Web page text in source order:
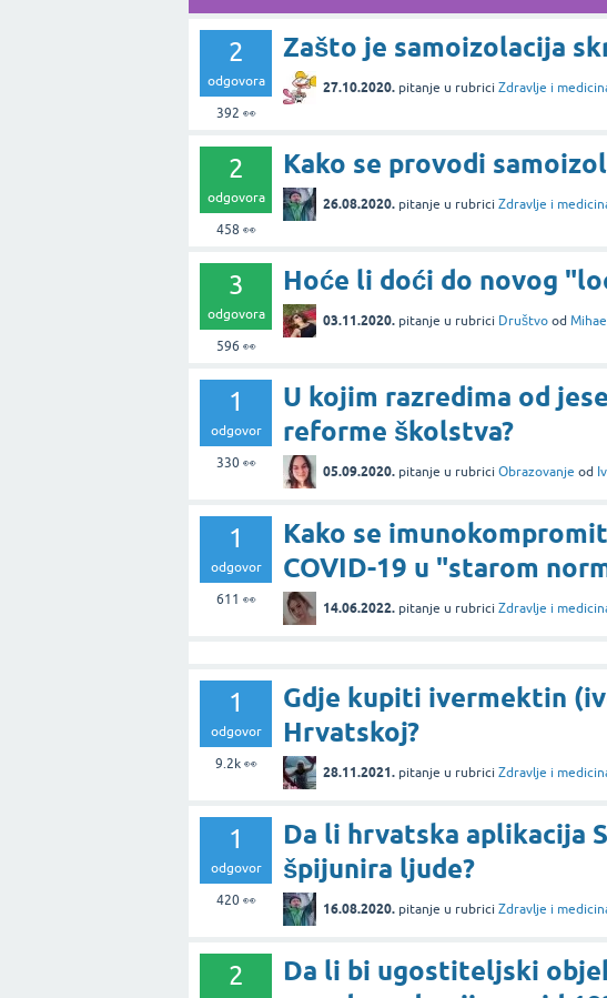
2
odgovora
392 👀
Zašto je samoizolacija
27.10.2020. pitanje u rubrici Zdravlje i
2
odgovora
458 👀
Kako se provodi
26.08.2020. pitanje u rubrici Zdravlje i
3
odgovora
596 👀
Hoće li doći do novog
03.11.2020. pitanje u rubrici Društvo od
1
odgovor
330👀
U kojim razredima od
reforme školstva?
05.09.2020. pitanje u rubrici Obrazovanje od
1
odgovor
611 👀
Kako se
COVID-19 u "starom
14.06.2022. pitanje u rubrici Zdravlje i
1
odgovor
9.2k👀
Gdje kupiti ivermektin
Hrvatskoj?
28.11.2021. pitanje u rubrici Zdravlje i
1
odgovor
420👀
Da li hrvatska aplikacija
špijunira ljude?
16.08.2020. pitanje u rubrici Zdravlje i
2
Da li bi ugostiteljski